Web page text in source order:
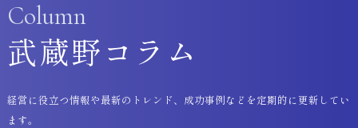
Column
武蔵野コラム
経営に役立つ情報や最新のトレンド、成功事例などを定期的に更新してい
ます。